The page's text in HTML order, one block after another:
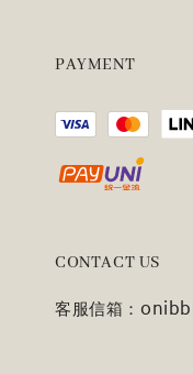
PAYMENT
CONTACT US
客服信箱：